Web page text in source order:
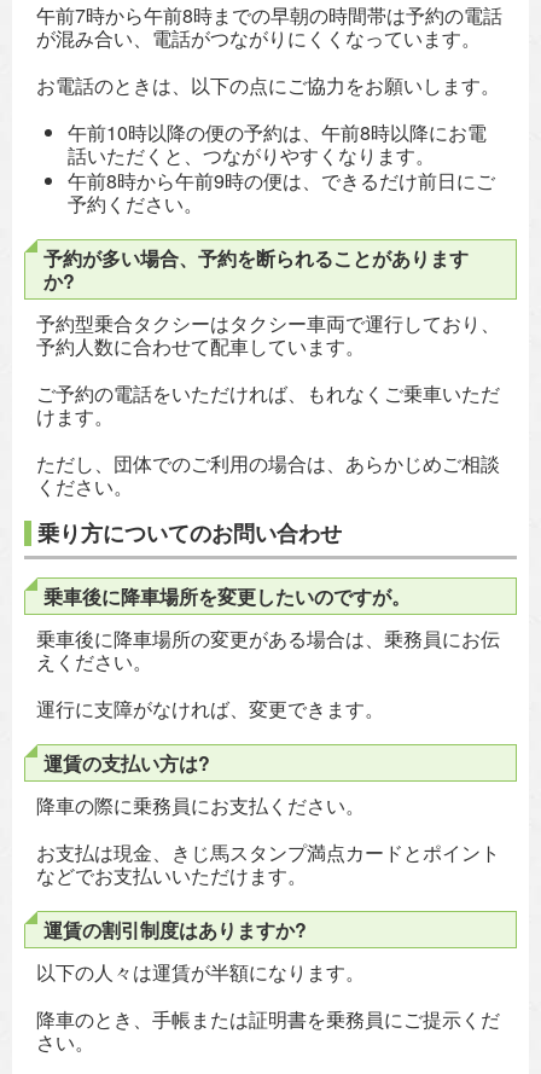
午前7時から午前8時までの早朝の時間帯は予約の電話
が混み合い、電話がつながりにくくなっています。
お電話のときは、以下の点にご協力をお願いします。
午前10時以降の便の予約は、午前8時以降にお電
話いただくと、つながりやすくなります。
午前8時から午前9時の便は、できるだけ前日にご
予約ください。
予約が多い場合、予約を断られることがあります
か?
予約型乗合タクシーはタクシー車両で運行しており、
予約人数に合わせて配車しています。
ご予約の電話をいただければ、もれなくご乗車いただ
けます。
ただし、団体でのご利用の場合は、あらかじめご相談
ください。
乗り方についてのお問い合わせ
乗車後に降車場所を変更したいのですが。
乗車後に降車場所の変更がある場合は、乗務員にお伝
えください。
運行に支障がなければ、変更できます。
運賃の支払い方は?
降車の際に乗務員にお支払ください。
お支払は現金、きじ馬スタンプ満点カードとポイント
などでお支払いいただけます。
運賃の割引制度はありますか?
以下の人々は運賃が半額になります。
降車のとき、手帳または証明書を乗務員にご提示くだ
さい。